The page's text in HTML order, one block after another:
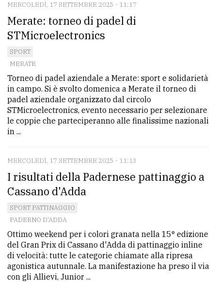
MERCOLEDÌ, 17 SETTEMBRE 2025 - 11:17
Merate: torneo di padel di
STMicroelectronics
SPORT
MERATE
Torneo di padel aziendale a Merate: sport e solidarietà
in campo. Si è svolto domenica a Merate il torneo di
padel aziendale organizzato dal circolo
STMicroelectronics, evento necessario per selezionare
le coppie che parteciperanno alle finalissime nazionali
in ...
MERCOLEDÌ, 17 SETTEMBRE 2025 - 11:13
I risultati della Padernese pattinaggio a
Cassano d'Adda
SPORT PATTINAGGIO
PADERNO D'ADDA
Ottimo weekend per i colori granata nella 15° edizione
del Gran Prix di Cassano d'Adda di pattinaggio inline
di velocità: tutte le categorie chiamate alla ripresa
agonistica autunnale. La manifestazione ha preso il via
con gli Allievi, Junior ...